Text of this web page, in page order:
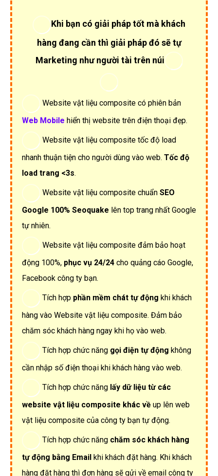
Web vật liệu composite của bạn không tối ưu SEO dẫn
đến không có thứ hạng trên Google làm cho người
dùng không tìm kiếm thấy bạn.
Tốc độ tải trang web vật liệu composite của bạn
chậm, làm khách hàng khó chịu và thoát ra nhanh
chóng. Bạn muốn sở hữu website vật liệu composite
tốc độ nhanh, ưu việt, giao diện đẹp, nội dung tốt.
Bạn cần thiết kế Website vật liệu composite mới, bạn
muốn kỹ thuật làm web qua tư vấn trực tiếp cho doanh
nghiệp vật liệu composite của bạn để thu thập thông
hàng đang cần thì giải pháp đó sẽ tự
Marketing như người tài trên núi
Website vật liệu composite có phiên bảnWeb
Mobilehiển thị website trên điện thoại đẹp.
Website vật liệu composite tốc độ load nhanh
thuận tiện cho người dùng vào web.Tốc độ load
trang <3s
Website vật liệu composite chuẩn
nhiên.
Website vật liệu composite đảm bảo hoạt động
100%,
phục vụ 24/24
cho quảng cáo Google,